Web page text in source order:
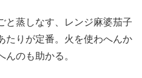
と蒸しなす、レンジ麻婆茄子
たりが定番。火を使わへんか
んのも助かる。